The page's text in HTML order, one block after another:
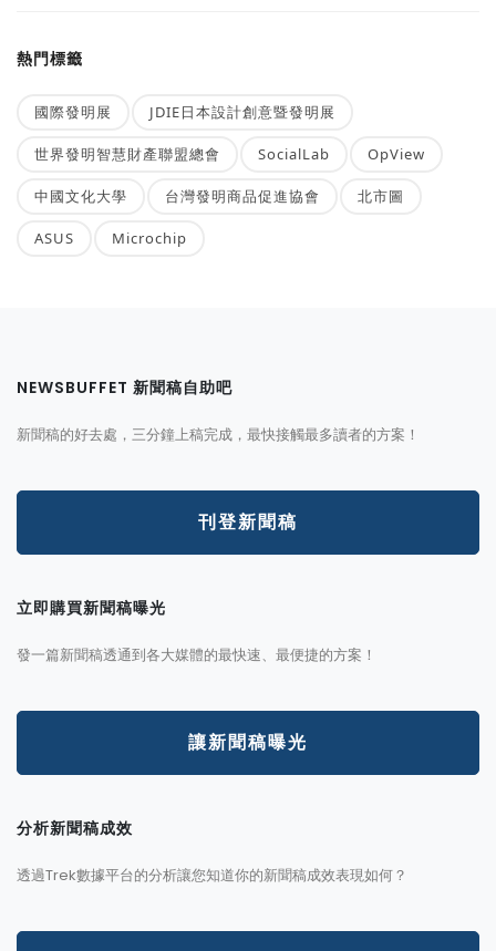
熱門標籤
國際發明展 JDIE日本設計創意暨發明展
世界發明智慧財產聯盟總會 SocialLab OpView
中國文化大學 台灣發明商品促進協會 北市圖
ASUS Microchip
NEWSBUFFET 新聞稿自助吧
新聞稿的好去處，三分鐘上稿完成，最快接觸最多讀者的方案！
刊登新聞稿
立即購買新聞稿曝光
發一篇新聞稿透通到各大媒體的最快速、最便捷的方案！
讓新聞稿曝光
分析新聞稿成效
透過Trek數據平台的分析讓您知道你的新聞稿成效表現如何？